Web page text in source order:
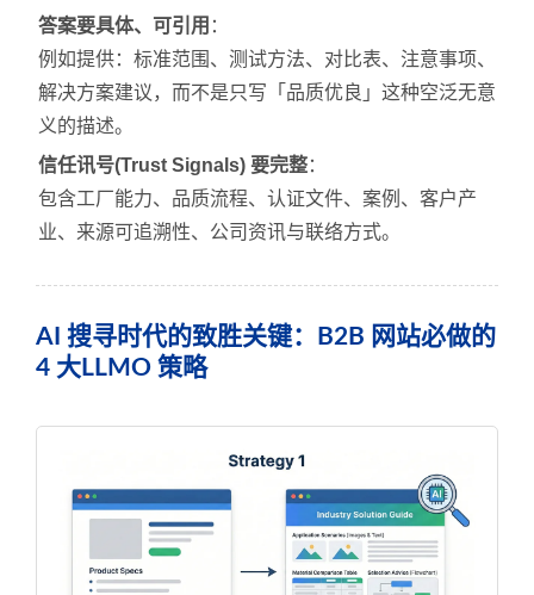
答案要具体、可引用 ：
例如提供：标准范围、测试方法、对比表、注意事项、
解决方案建议，而不是只写「品质优良」这种空泛无意
义的描述。
信任讯号(Trust Signals) 要完整：
包含工厂能力、品质流程、认证文件、案例、客户产
业、来源可追溯性、公司资讯与联络方式。
AI 搜寻时代的致胜关键：B2B 网站必做的
4 大LLMO 策略